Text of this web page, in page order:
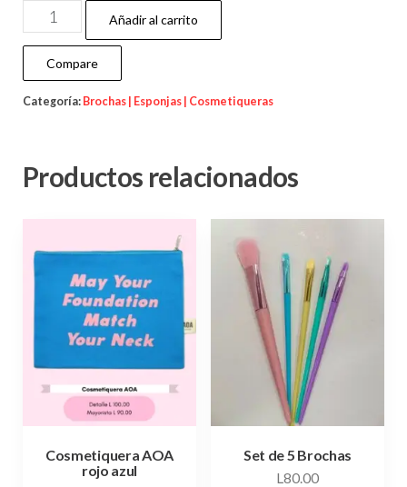
Añadir al carrito
Compare
Categoría: Brochas | Esponjas | Cosmetiqueras
Productos relacionados
Cosmetiquera AOA
rojo azul
Set de 5 Brochas
L80.00